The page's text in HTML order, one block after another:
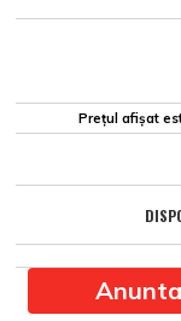
Prețul afișat